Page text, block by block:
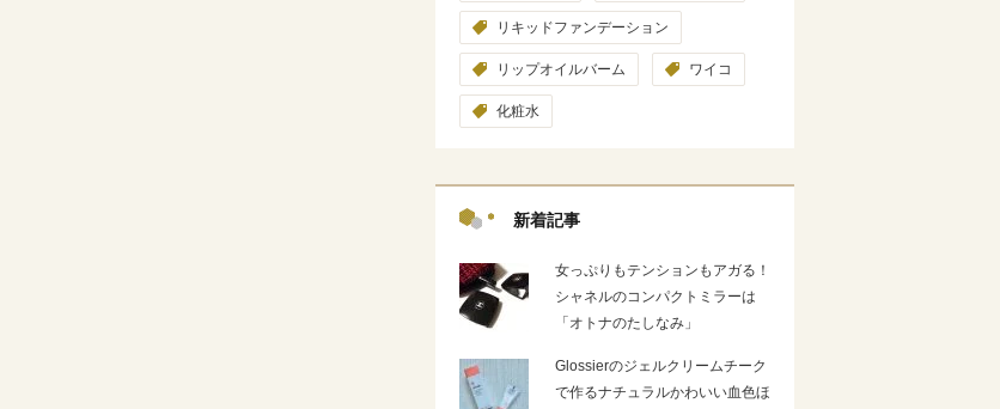
リキッドファンデーション
リップオイルバーム ワイコ
化粧水
新着記事
女っぷりもテンションもアガる！
シャネルのコンパクトミラーは
「オトナのたしなみ」
Glossierのジェルクリームチーク
で作るナチュラルかわいい血色ほ